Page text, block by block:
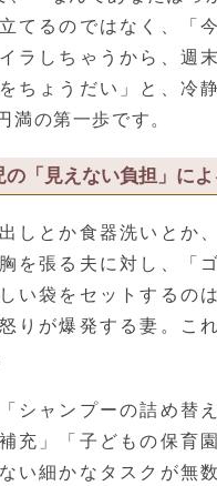
てるのではなく、「
ラしちゃうから、週
ちょうだい」と、冷
満の第一歩です。
の「見えない負担」に
しとか食器洗いとか
を張る夫に対し、「
い袋をセットするの
りが爆発する妻。こ
シャンプーの詰め替
充」「子どもの保育
い細かなタスクが無